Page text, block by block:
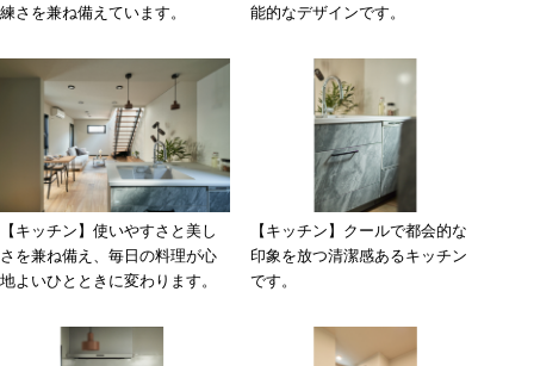
練さを兼ね備えています。
能的なデザインです。
【キッチン】使いやすさと美し
さを兼ね備え、毎日の料理が心
地よいひとときに変わります。
【キッチン】クールで都会的な
印象を放つ清潔感あるキッチン
です。